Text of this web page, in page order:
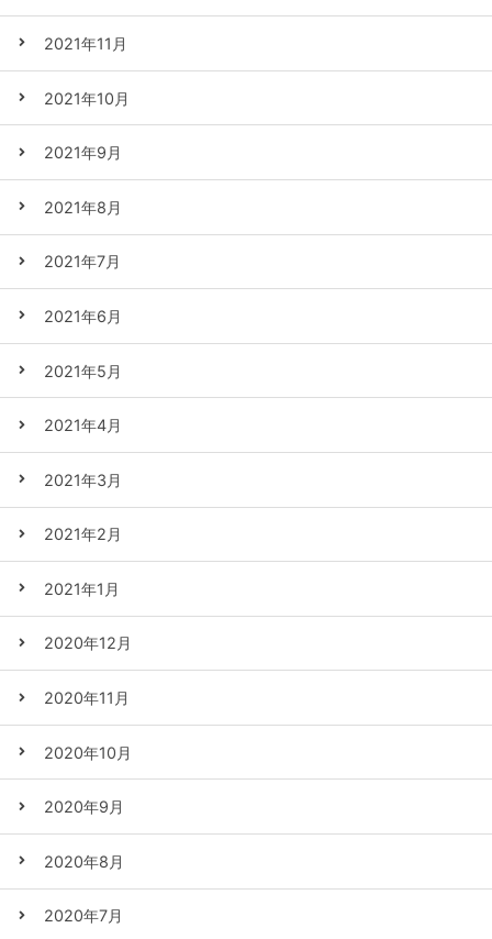
2021年11月
2021年10月
2021年9月
2021年8月
2021年7月
2021年6月
2021年5月
2021年4月
2021年3月
2021年2月
2021年1月
2020年12月
2020年11月
2020年10月
2020年9月
2020年8月
2020年7月